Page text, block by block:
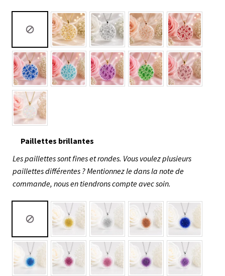
Paillettes brillantes
Les paillettes sont fines et rondes. Vous voulez plusieurs
paillettes différentes ? Mentionnez le dans la note de
commande, nous en tiendrons compte avec soin.